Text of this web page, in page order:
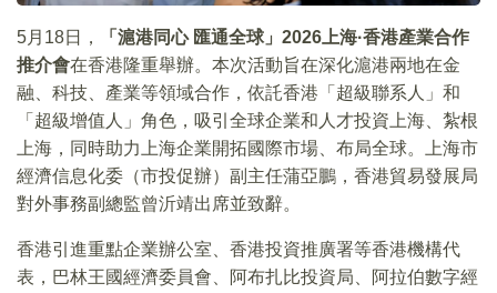
5月18日，
「滬港同心 匯通全球」2026上海·香港產業合作
推介會在香港隆重舉辦。本次活動旨在深化滬港兩地在金
融、科技、產業等領域合作，依託香港「超級聯系人」和
「超級增值人」角色，吸引全球企業和人才投資上海、紮根
上海，同時助力上海企業開拓國際市場、布局全球。上海市
經濟信息化委（市投促辦）副主任蒲亞鵬，香港貿易發展局
對外事務副總監曾沂靖出席並致辭。
香港引進重點企業辦公室、香港投資推廣署等香港機構代
表，巴林王國經濟委員會、阿布扎比投資局、阿拉伯數字經